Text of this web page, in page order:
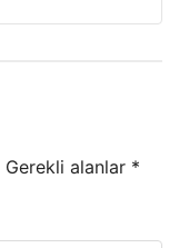
Gerekli alanlar *